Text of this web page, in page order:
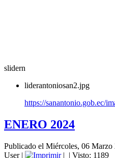
slidern
liderantoniosan2.jpg
https://sanantonio.gob.ec/
ENERO 2024
Publicado el Miércoles, 06 Marzo
User| | | Visto: 1189